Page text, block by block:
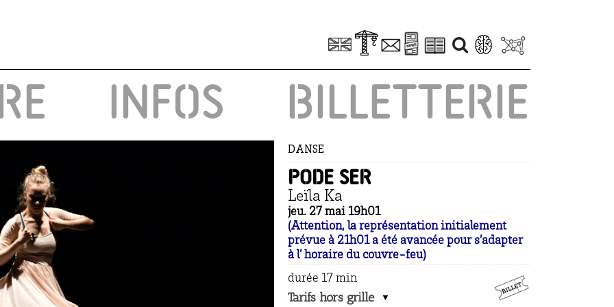
INFOS BILLETTERIE
DANSE
Pode ser
Leïla Ka
jeu. 27 mai 19h01
(Attention, la représentation initialement
prévue à 21h01 a été avancée pour s’adapter
à l’ horaire du couvre-feu)
durée 17 min
Tarifs hors grille